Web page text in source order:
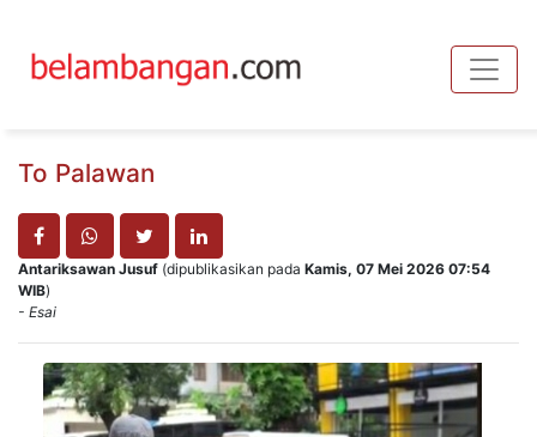
To Palawan
Antariksawan Jusuf (dipublikasikan pada Kamis, 07 Mei 2026 07:54
WIB)
- Esai